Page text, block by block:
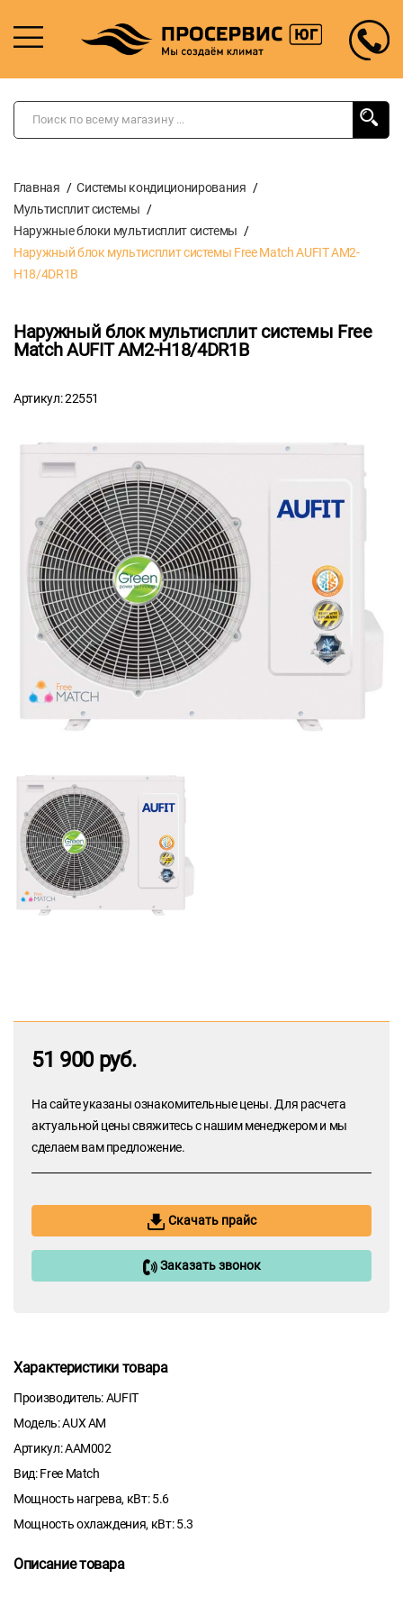
Главная
Системы кондиционирования
Мультисплит системы
Наружные блоки мультисплит системы
Наружный блок мультисплит системы Free Match AUFIT AM2-
H18/4DR1B
Наружный блок мультисплит системы Free
Match AUFIT AM2-H18/4DR1B
Артикул: 22551
51 900 руб.
На сайте указаны ознакомительные цены. Для расчета
актуальной цены свяжитесь с нашим менеджером и мы
сделаем вам предложение.
Скачать прайс
Заказать звонок
Характеристики товара
Производитель: AUFIT
Модель: AUX AM
Артикул: AAM002
Вид: Free Match
Мощность нагрева, кВт: 5.6
Мощность охлаждения, кВт: 5.3
Описание товара